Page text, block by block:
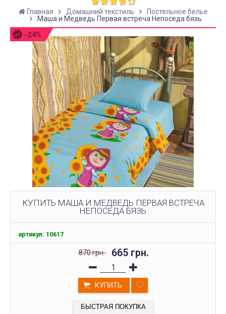
Главная Домашний текстиль
Постельное белье
Маша и Медведь Первая встреча Непоседа бязь
-24%
КУПИТЬ МАША И МЕДВЕДЬ ПЕРВАЯ ВСТРЕЧА
НЕПОСЕДА БЯЗЬ
артикул: 10617
870 грн. 665 грн.
КУПИТЬ
БЫСТРАЯ ПОКУПКА